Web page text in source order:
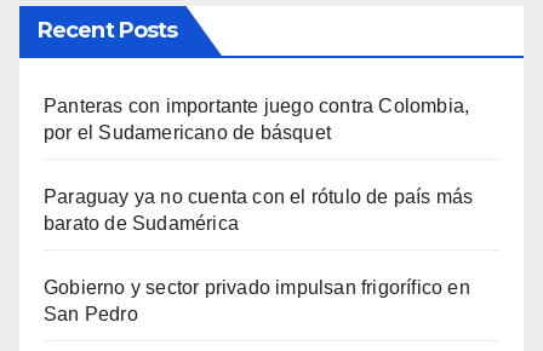
Recent Posts
Panteras con importante juego contra Colombia,
por el Sudamericano de básquet
Paraguay ya no cuenta con el rótulo de país más
barato de Sudamérica
Gobierno y sector privado impulsan frigorífico en
San Pedro